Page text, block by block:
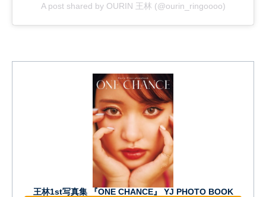
A post shared by OURIN 王林 (@ourin_ringoooo)
王林1st写真集 『ONE CHANCE』 YJ PHOTO BOOK